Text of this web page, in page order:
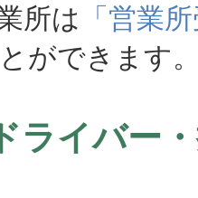
は 「営業
ができます
ライバー